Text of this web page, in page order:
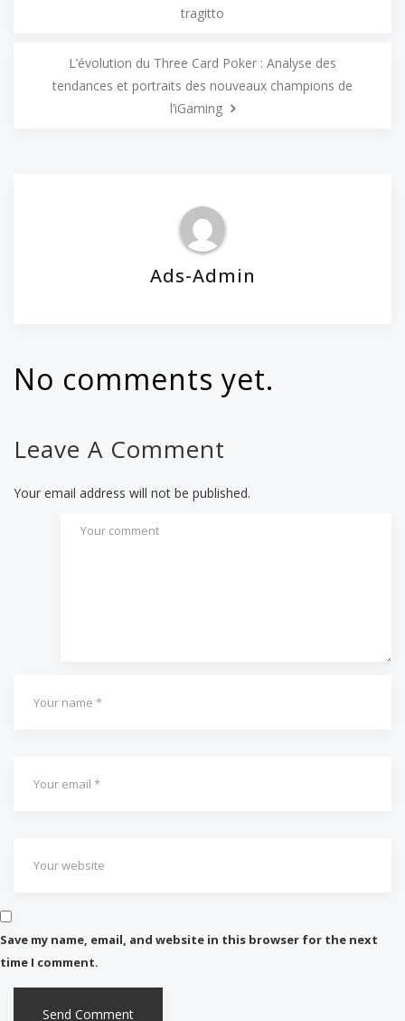
tragitto
L’évolution du Three Card Poker : Analyse des
tendances et portraits des nouveaux champions de
l’iGaming
Ads-Admin
No comments yet.
Leave A Comment
Your email address will not be published.
Save my name, email, and website in this browser for the next
time I comment.